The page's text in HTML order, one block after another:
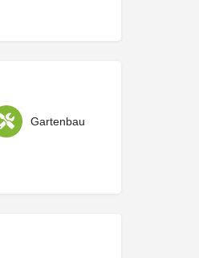
Gartenbau